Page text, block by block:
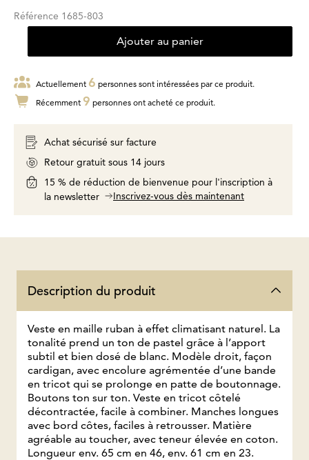
Référence 1685-803
Ajouter au panier
Actuellement 6 personnes sont intéressées par ce produit.
Récemment 9 personnes ont acheté ce produit.
Achat sécurisé sur facture
Retour gratuit sous 14 jours
15 % de réduction de bienvenue pour l'inscription à
la newsletter
Inscrivez-vous dès maintenant
Description du produit
Veste en maille ruban à effet climatisant naturel. La
tonalité prend un ton de pastel grâce à l’apport
subtil et bien dosé de blanc. Modèle droit, façon
cardigan, avec encolure agrémentée d’une bande
en tricot qui se prolonge en patte de boutonnage.
Boutons ton sur ton. Veste en tricot côtelé
décontractée, facile à combiner. Manches longues
avec bord côtes, faciles à retrousser. Matière
agréable au toucher, avec teneur élevée en coton.
Longueur env. 65 cm en 46, env. 61 cm en 23.